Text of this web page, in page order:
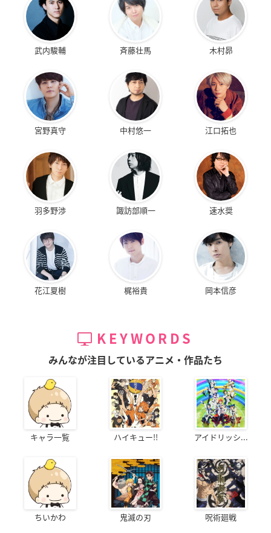
武内駿輔 斉藤壮馬 木村昴
宮野真守 中村悠一 江口拓也
羽多野渉 諏訪部順一 速水奨
花江夏樹 梶裕貴 岡本信彦
KEYWORDS
みんなが注目しているアニメ・作品たち
キャラ一覧 ハイキュー!! アイドリッシ...
ちいかわ 鬼滅の刃 呪術廻戦